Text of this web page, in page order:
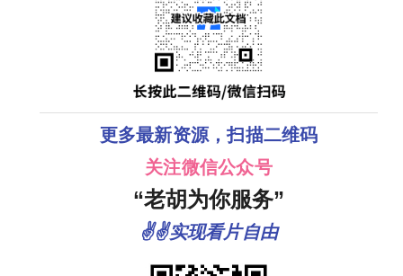
更多最新资源，扫描二维码
关注微信公众号
“老胡为你服务”
✌✌实现看片自由